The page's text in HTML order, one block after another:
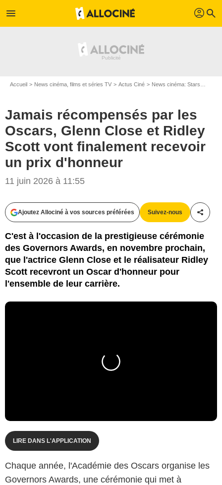
menu profil search
Accueil News cinéma, films et séries TV Actus Ciné News cinéma: Stars
Jamais récompensés par les
Oscars, Glenn Close et Ridley
Scott vont finalement recevoir
un prix d'honneur
11 juin 2026 à 11:55
Ajoutez Allociné à vos sources préférées Suivez-nous
C'est à l'occasion de la prestigieuse cérémonie
des Governors Awards, en novembre prochain,
que l'actrice Glenn Close et le réalisateur Ridley
Scott recevront un Oscar d'honneur pour
l'ensemble de leur carrière.
LIRE DANS L'APPLICATION
Chaque année, l'Académie des Oscars organise les
Governors Awards, une cérémonie qui met à